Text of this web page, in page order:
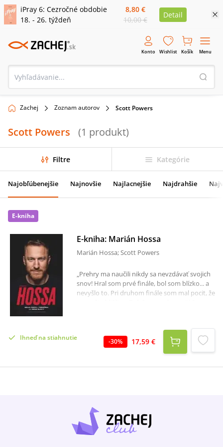
iPray 6: Cezročné obdobie
18. - 26. týždeň
8,80 €
10,00 €
Detail
Konto Wishlist Košík Menu
Zachej Zoznam autorov Scott Powers
Scott Powers (1 produkt)
Filtre Kategórie
Najobľúbenejšie Najnovšie Najlacnejšie Najdrahšie
E-kniha
E-kniha: Marián Hossa
Marián Hossa; Scott Powers
„Prehry ma naučili nikdy sa nevzdávať svojich
snov! Hral som prvé finále, bol som blízko... a
nevyšlo to. Pri druhom finále som mal pocit, že
lepšie pripravený a odhodlaný dokázať, že
mám na to, vyhrať Stanley Cup.“Marián Hossa
je trojnásobný víťaz Stanley Cupu, člen Sieni
hráč v klube Chicago Blackhawks, kde je jeho
herné schopnosti.V tejto knihe prehovoril o
svojom živote na ľade, aj mimo neho. Berie
fanúšikov na cestu začínajúcu v jeho detstve
strávenom na Slovensku. Prevedie ich 19.
Ihneď na stiahnutie -30% 17,59 €